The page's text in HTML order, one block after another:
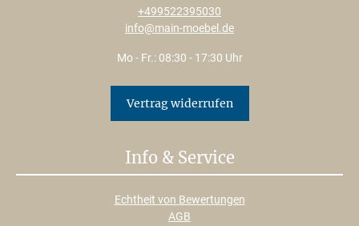
+499522395030
info@main-moebel.de
Mo - Fr.: 08:30 - 17:30 Uhr
Vertrag widerrufen
Info & Service
Echtheit von Bewertungen
AGB